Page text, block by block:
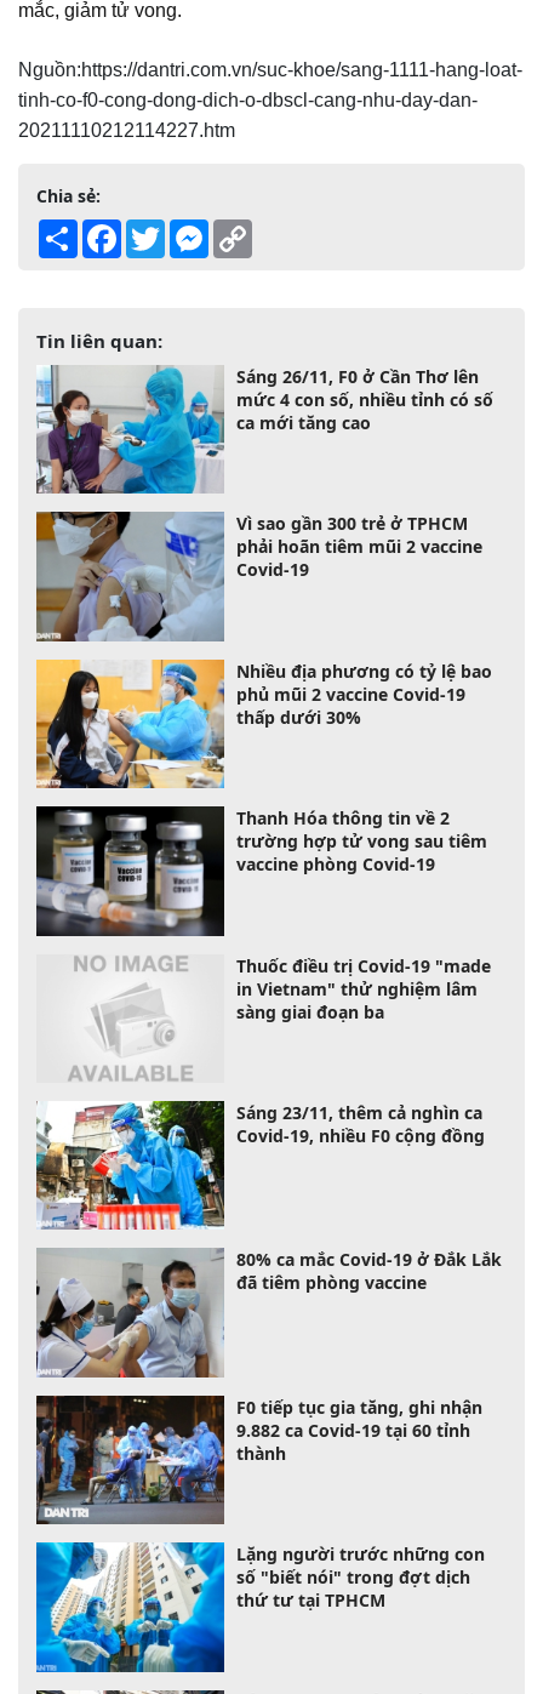
mắc, giảm tử vong.
Nguồn:https://dantri.com.vn/suc-khoe/sang-1111-hang-loat-
tinh-co-f0-cong-dong-dich-o-dbscl-cang-nhu-day-dan-
20211110212114227.htm
Chia sẻ:
Share Facebook
TwitterMessenger
Tin liên quan:
Sáng 26/11, F0 ở Cần Thơ lên
mức 4 con số, nhiều tỉnh có số
ca mới tăng cao
Vì sao gần 300 trẻ ở TPHCM
phải hoãn tiêm mũi 2 vaccine
Covid-19
Nhiều địa phương có tỷ lệ bao
phủ mũi 2 vaccine Covid-19
thấp dưới 30%
Thanh Hóa thông tin về 2
trường hợp tử vong sau tiêm
vaccine phòng Covid-19
Thuốc điều trị Covid-19 "made
in Vietnam" thử nghiệm lâm
sàng giai đoạn ba
Sáng 23/11, thêm cả nghìn ca
Covid-19, nhiều F0 cộng đồng
80% ca mắc Covid-19 ở Đắk Lắk
đã tiêm phòng vaccine
F0 tiếp tục gia tăng, ghi nhận
9.882 ca Covid-19 tại 60 tỉnh
thành
Lặng người trước những con
số "biết nói" trong đợt dịch
thứ tư tại TPHCM